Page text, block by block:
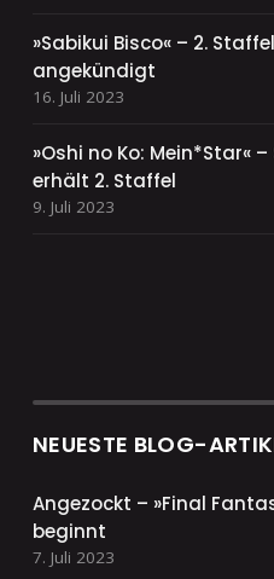
»Sabikui Bisco« – 2.
angekündigt
16. Juli 2023
»Oshi no Ko: Mein*Star«
erhält 2. Staffel
9. Juli 2023
NEUESTE BLOG-
Angezockt – »Final
beginnt
7. Juli 2023